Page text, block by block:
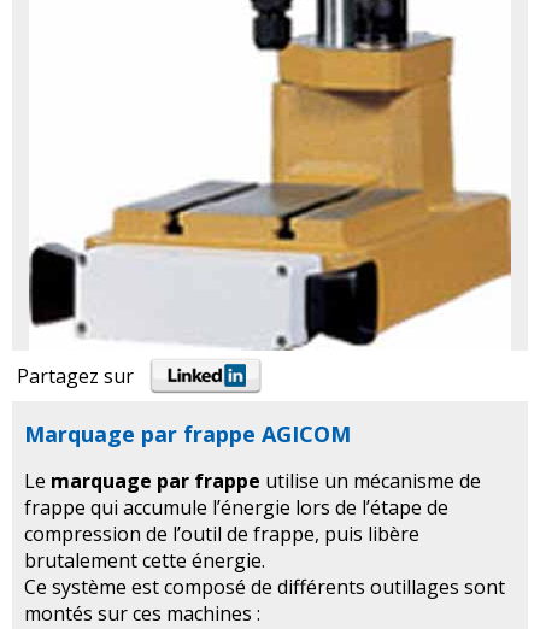
Partagez sur
Marquage par frappe AGICOM
Le marquage par frappe utilise un mécanisme de
frappe qui accumule l’énergie lors de l’étape de
compression de l’outil de frappe, puis libère
brutalement cette énergie.
Ce système est composé de différents outillages sont
montés sur ces machines :